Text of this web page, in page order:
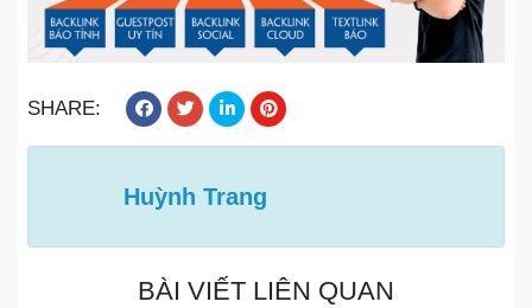
SHARE:
Huỳnh Trang
BÀI VIẾT LIÊN QUAN